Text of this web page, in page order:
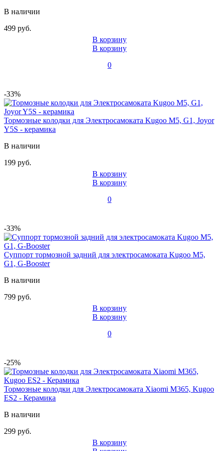
В наличии
499 руб.
В корзину
В корзину
0
-33%
Тормозные колодки для Электросамоката Kugoo М5, G1, Joyor
Y5S - керамика
В наличии
199 руб.
В корзину
В корзину
0
-33%
Суппорт тормозной задний для электросамоката Kugoo M5,
G1, G-Booster
В наличии
799 руб.
В корзину
В корзину
0
-25%
Тормозные колодки для Электросамоката Xiaomi M365, Kugoo
ES2 - Керамика
В наличии
299 руб.
В корзину